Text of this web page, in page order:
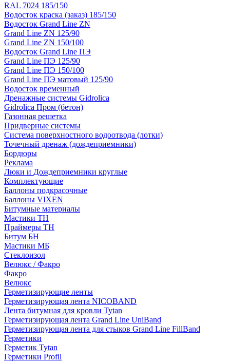
RAL 7024 185/150
Водосток краска (заказ) 185/150
Водосток Grand Line ZN
Grand Line ZN 125/90
Grand Line ZN 150/100
Водосток Grand Line ПЭ
Grand Line ПЭ 125/90
Grand Line ПЭ 150/100
Grand Line ПЭ матовый 125/90
Водосток временный
Дренажные системы Gidrolica
Gidrolica Пром (бетон)
Газонная решетка
Придверные системы
Система поверхностного водоотвода (лотки)
Точечный дренаж (дождеприемники)
Бордюры
Рекламa
Люки и Дождеприемники круглые
Комплектующие
Баллоны подкрасочные
Баллоны VIXEN
Битумные материалы
Мастики ТН
Праймеры ТН
Битум БН
Мастики МБ
Стеклоизол
Велюкс / Факро
Факро
Велюкс
Герметизирующие ленты
Герметизирующая лента NICOBAND
Лента битумная для кровли Tytan
Герметизирующая лента Grand Line UniBand
Герметизирующая лента для стыков Grand Line FillBand
Герметики
Герметик Tytan
Герметики Profil